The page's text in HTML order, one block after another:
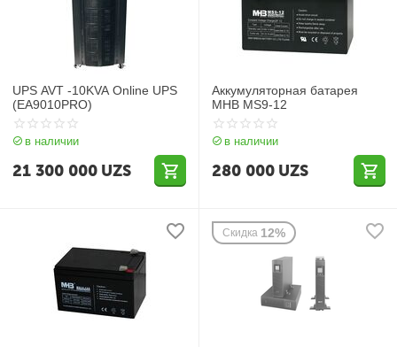
UPS AVT -10KVA Online UPS
(EA9010PRO)
в наличии
21 300 000 UZS
Аккумуляторная батарея
MHB MS9-12
в наличии
280 000 UZS
Скидка 12%